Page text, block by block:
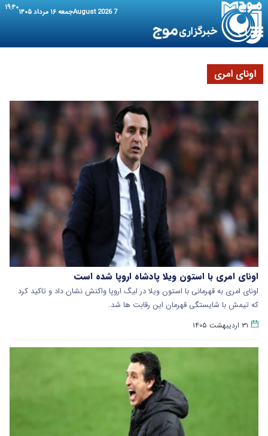
7 August 2026 جمعه ۱۶ مرداد ۱۴۰۵ ۱۹:۴۰
اونای امری
اونای امری با استون ویلا پادشاه اروپا شده است
اونای امری به قهرمانی با استون ویلا در لیگ اروپا واکنش نشان داد و تاکید کرد
که تیمش با شایستگی قهرمان این رقابت ها شد.
۳۱ اردیبهشت ۱۴۰۵